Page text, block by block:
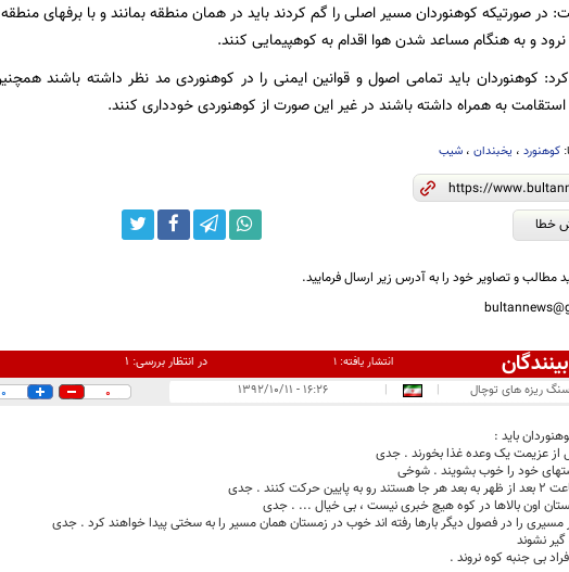
در صورتیکه کوهنوردان مسیر اصلی را گم کردند باید در همان منطقه بمانند و با برفهای
نرود و به هنگام مساعد شدن هوا اقدام به کوهپیمایی کنند.
کوهنوردان باید تمامی اصول و قوانین ایمنی را در کوهنوردی مد نظر داشته باشند
به همراه داشته باشند در غیر این صورت از کوهنوردی خودداری کنند.
کوهنورد، یخبندان، شیب
خطا
مطالب و تصاویر خود را به آدرس زیر ارسال فرمایید.
انتشار یافته:۱ در انتظار بررسی: ۱
ریزه های توچال |
| ۱۶:۲۶ - ۱۳۹۲/۱۰/۱۱ 0
0
باید :